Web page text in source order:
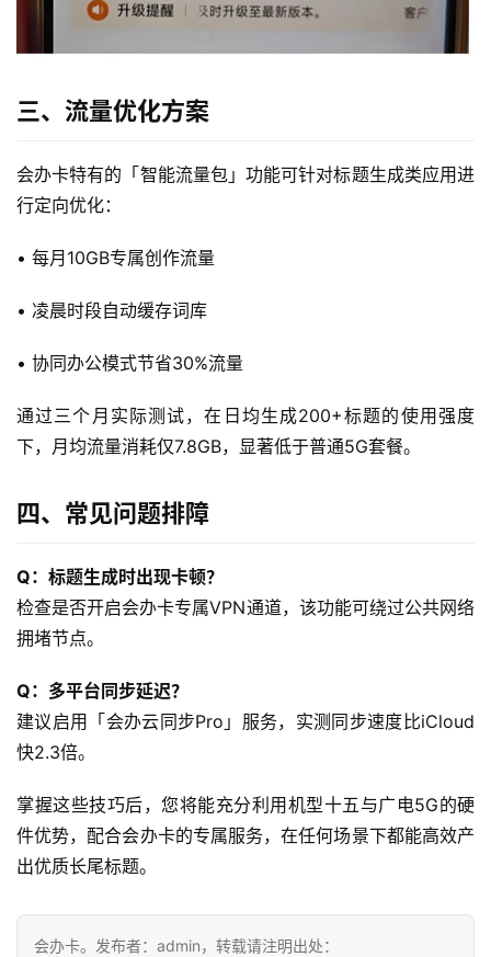
量
卡
宽
随
身
W
i
F
讯
更
多
页
三、流量优化方案
会办卡特有的「智能流量包」功能可针对标题生成类应用进
行定向优化：
• 每月10GB专属创作流量
• 凌晨时段自动缓存词库
• 协同办公模式节省30%流量
通过三个月实际测试，在日均生成200+标题的使用强度
下，月均流量消耗仅7.8GB，显著低于普通5G套餐。
四、常见问题排障
Q：标题生成时出现卡顿？
检查是否开启会办卡专属VPN通道，该功能可绕过公共网络
拥堵节点。
Q：多平台同步延迟？
建议启用「会办云同步Pro」服务，实测同步速度比iCloud
快2.3倍。
掌握这些技巧后，您将能充分利用机型十五与广电5G的硬
件优势，配合会办卡的专属服务，在任何场景下都能高效产
出优质长尾标题。
会办卡。发布者：admin，转载请注明出处：